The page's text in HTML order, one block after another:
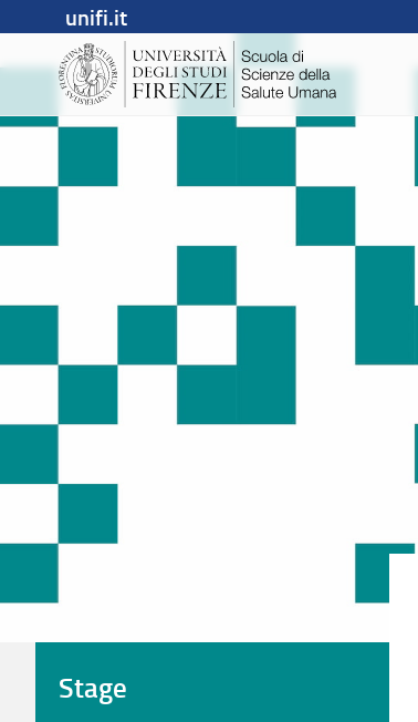
unifi.it
Stage